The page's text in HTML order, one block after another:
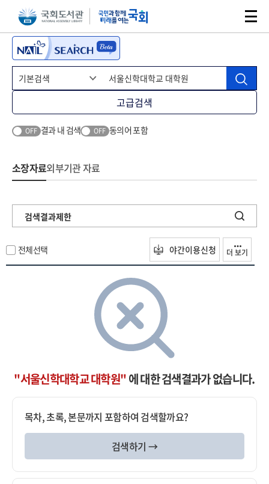
본문 바로가기주메뉴 바로가기
고급검색
OFF 결과 내 검색 OFF 동의어 포함
소장자료외부기관 자료
검색결과제한
전체선택 야간이용신청 더 보기
"서울신학대학교 대학원"에 대한 검색결과가 없습니다.
목차, 초록, 본문까지 포함하여 검색할까요?
검색하기 →